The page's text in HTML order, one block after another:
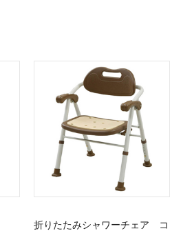
折りたたみシャワーチェア コ